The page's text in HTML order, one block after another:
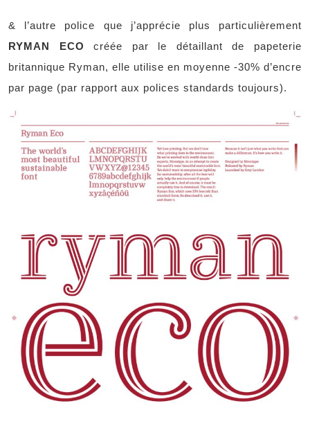
& l’autre police que j’apprécie plus particulièrement
RYMAN ECO créée par le détaillant de papeterie
britannique Ryman, elle utilise en moyenne -30% d’encre
par page (par rapport aux polices standards toujours).